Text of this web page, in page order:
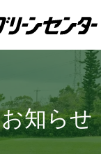
お知らせ